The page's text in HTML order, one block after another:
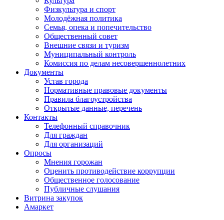
Физкультура и спорт
Молодёжная политика
Семья, опека и попечительство
Общественный совет
Внешние связи и туризм
Муниципальный контроль
Комиссия по делам несовершеннолетних
Документы
Устав города
Нормативные правовые документы
Правила благоустройства
Открытые данные, перечень
Контакты
Телефонный справочник
Для граждан
Для организаций
Опросы
Мнения горожан
Оценить противодействие коррупции
Общественное голосование
Публичные слушания
Витрина закупок
Амаркет